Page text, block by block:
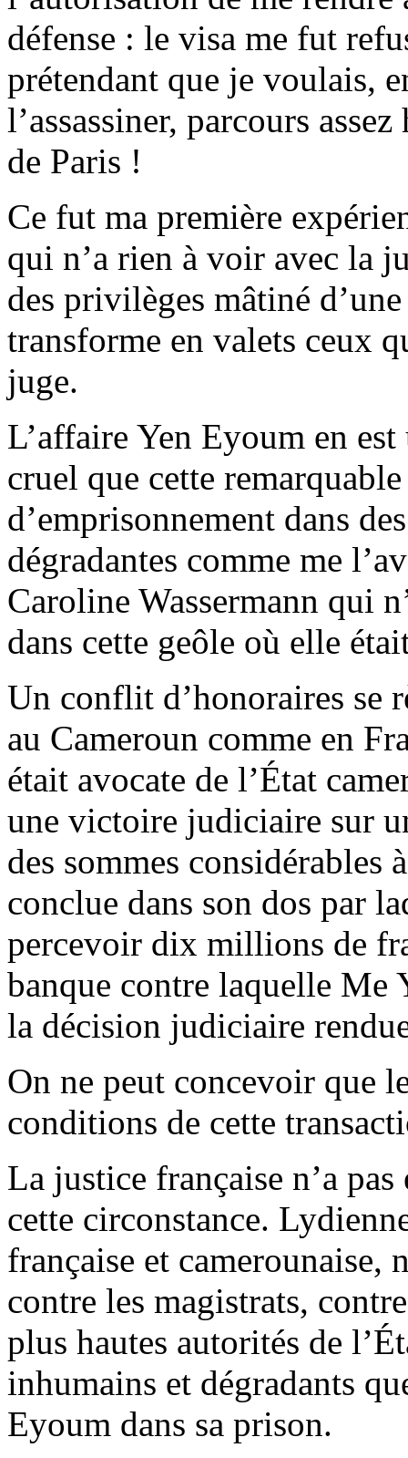
défense : le visa me fut
prétendant que je voulais,
l’assassiner, parcours
de Paris !
Ce fut ma première
qui n’a rien à voir avec la
des privilèges mâtiné
transforme en valets ceux
juge.
L’affaire Yen Eyoum en
cruel que cette
d’emprisonnement dans
dégradantes comme me
Caroline Wassermann qui
dans cette geôle où elle
Un conflit d’honoraires se
au Cameroun comme en
était avocate de l’État
une victoire judiciaire sur
des sommes considérables
conclue dans son dos par
percevoir dix millions de
banque contre laquelle Me
la décision judiciaire
On ne peut concevoir que
conditions de cette
La justice française n’a
cette circonstance.
française et camerounaise,
contre les magistrats,
plus hautes autorités de
inhumains et dégradants
Eyoum dans sa prison.